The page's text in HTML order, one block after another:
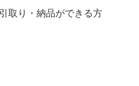
取り・納品ができる方